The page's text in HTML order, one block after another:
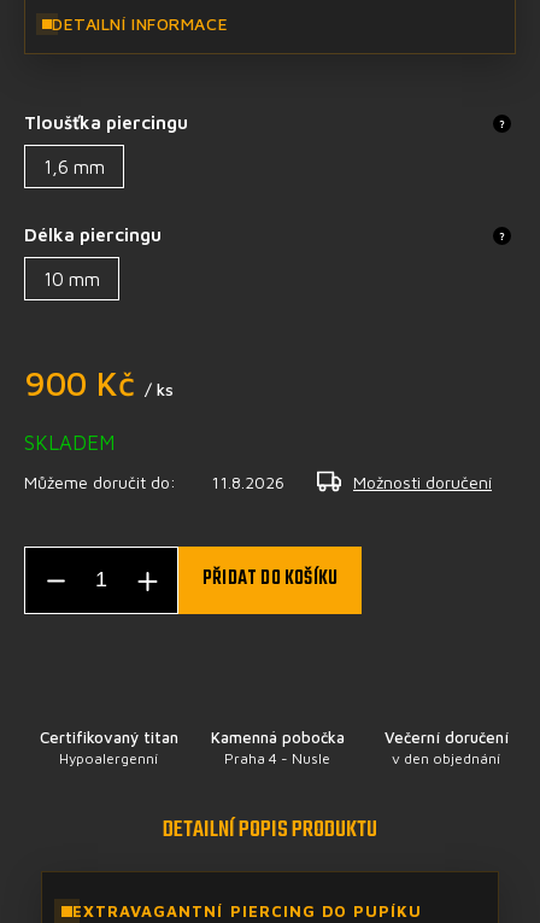
DETAILNÍ INFORMACE
Tloušťka piercingu ?
1,6 mm
Délka piercingu ?
10 mm
900 Kč / ks
SKLADEM
Můžeme doručit do: 11.8.2026 Možnosti doručení
PŘIDAT DO KOŠÍKU
Certifikovaný titan
Hypoalergenní
Kamenná pobočka
Praha 4 - Nusle
Večerní doručení
v den objednání
DETAILNÍ POPIS PRODUKTU
EXTRAVAGANTNÍ PIERCING DO PUPÍKU